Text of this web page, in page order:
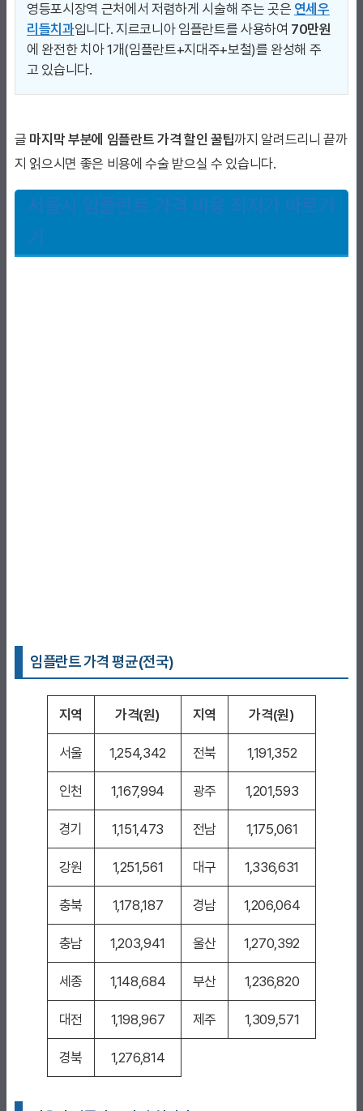
영등포시장역 근처에서 저렴하게 시술해 주는 곳은 연세우
리들치과입니다. 지르코니아 임플란트를 사용하여 70만원
에 완전한 치아 1개(임플란트+지대주+보철)를 완성해 주
고 있습니다.
글 마지막 부분에 임플란트 가격 할인 꿀팁까지 알려드리니 끝까
지 읽으시면 좋은 비용에 수술 받으실 수 있습니다.
서울시 임플란트 가격 비용 최저가 바로가
기
임플란트 가격 평균(전국)
지역 가격(원) 지역 가격(원)
서울 1,254,342 전북 1,191,352
인천 1,167,994 광주 1,201,593
경기 1,151,473 전남 1,175,061
강원 1,251,561 대구 1,336,631
충북 1,178,187 경남 1,206,064
충남 1,203,941 울산 1,270,392
세종 1,148,684 부산 1,236,820
대전 1,198,967 제주 1,309,571
경북 1,276,814